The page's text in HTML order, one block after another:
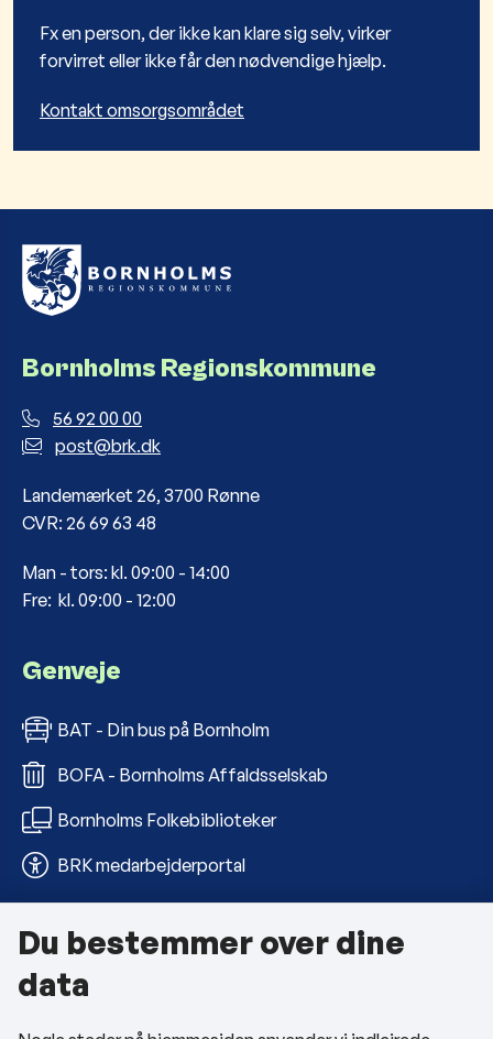
Fx en person, der ikke kan klare sig selv, virker
forvirret eller ikke får den nødvendige hjælp.
Kontakt omsorgsområdet
Bornholms Regionskommune
56 92 00 00
post@brk.dk
Landemærket 26, 3700 Rønne
CVR: 26 69 63 48
Man - tors: kl. 09:00 - 14:00
Fre: kl. 09:00 - 12:00
Genveje
BAT - Din bus på Bornholm
BOFA - Bornholms Affaldsselskab
Bornholms Folkebiblioteker
BRK medarbejderportal
Om kommunen
Kontakt os
Du bestemmer over dine
data